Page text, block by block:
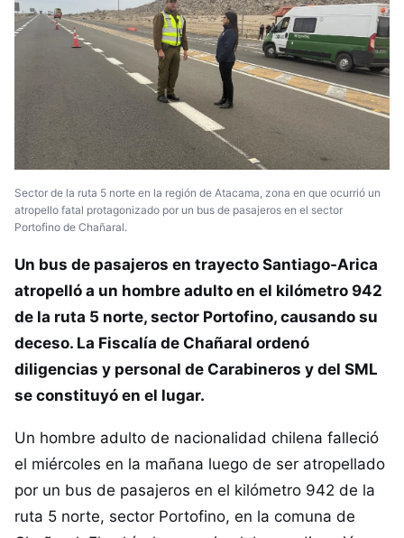
Sector de la ruta 5 norte en la región de Atacama, zona en que ocurrió un
atropello fatal protagonizado por un bus de pasajeros en el sector
Portofino de Chañaral.
Un bus de pasajeros en trayecto Santiago-Arica
atropelló a un hombre adulto en el kilómetro 942
de la ruta 5 norte, sector Portofino, causando su
deceso. La Fiscalía de Chañaral ordenó
diligencias y personal de Carabineros y del SML
se constituyó en el lugar.
Un hombre adulto de nacionalidad chilena falleció
el miércoles en la mañana luego de ser atropellado
por un bus de pasajeros en el kilómetro 942 de la
ruta 5 norte, sector Portofino, en la comuna de